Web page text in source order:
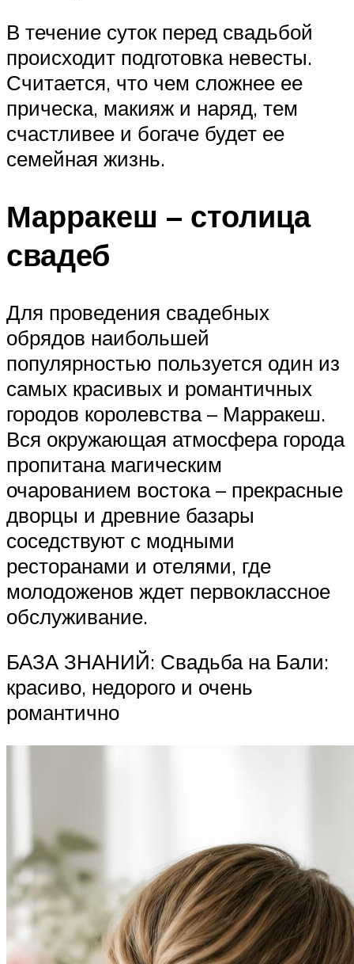
В течение суток перед свадьбой
происходит подготовка невесты.
Считается, что чем сложнее ее
прическа, макияж и наряд, тем
счастливее и богаче будет ее
семейная жизнь.
Марракеш – столица
свадеб
Для проведения свадебных
обрядов наибольшей
популярностью пользуется один из
самых красивых и романтичных
городов королевства – Марракеш.
Вся окружающая атмосфера города
пропитана магическим
очарованием востока – прекрасные
дворцы и древние базары
соседствуют с модными
ресторанами и отелями, где
молодоженов ждет первоклассное
обслуживание.
БАЗА ЗНАНИЙ: Свадьба на Бали:
красиво, недорого и очень
романтично